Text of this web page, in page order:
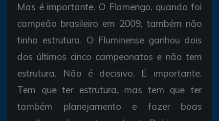
Mas é importante. O Flamengo, quando foi
campeão brasileiro em 2009, também não
tinha estrutura. O Fluminense ganhou dois
dos últimos cinco campeonatos e não tem
estrutura. Não é decisivo. É importante.
Tem que ter estrutura, mas tem que ter
também planejamento e fazer boas